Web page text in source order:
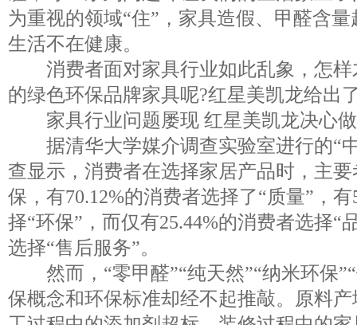
为重视的领域“住”，家具造假、甲醛含
生活不在健康。
消费者面对家具行业如此乱象，怎样
的绿色环保品牌家具呢?红星美凯龙给出
家具行业问题屡现 红星美凯龙决心做
据清华大学媒介调查实验室进行的“
查显示，消费者在选择家居产品时，主
保，有70.12%的消费者选择了“质量”，
择“环保”，而仅有25.44%的消费者选择“
选择“售后服务”。
然而，“零甲醛”“纯天然”“纳米环保”“
保概念和环保标准却经不起推敲。原料